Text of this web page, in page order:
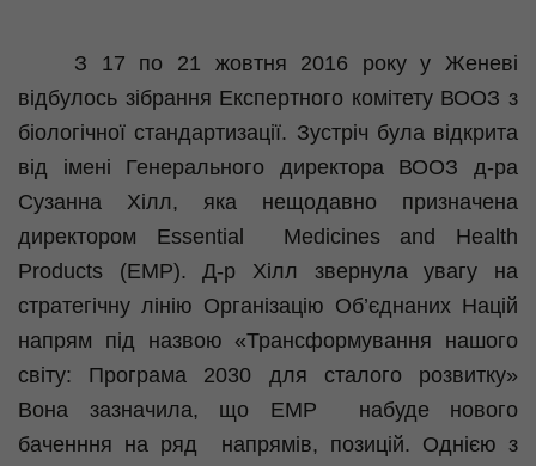
З 17 по 21 жовтня 2016 року у Женеві
відбулось зібрання Експертного комітету ВООЗ з
біологічної стандартизації. Зустріч була відкрита
від імені Генерального директора ВООЗ д-ра
Сузанна
Хілл, яка нещодавно призначена
директором Essential Medicines and
Health
Products (EMP). Д-р Хілл звернула увагу на
стратегічну лінію Організацію Об’єднаних Націй
напрям під назвою «Трансформування нашого
світу: Програма 2030 для сталого розвитку»
Вона зазначила, що EMP
набуде нового
баченння на ряд
напрямів, позицій. Однією з